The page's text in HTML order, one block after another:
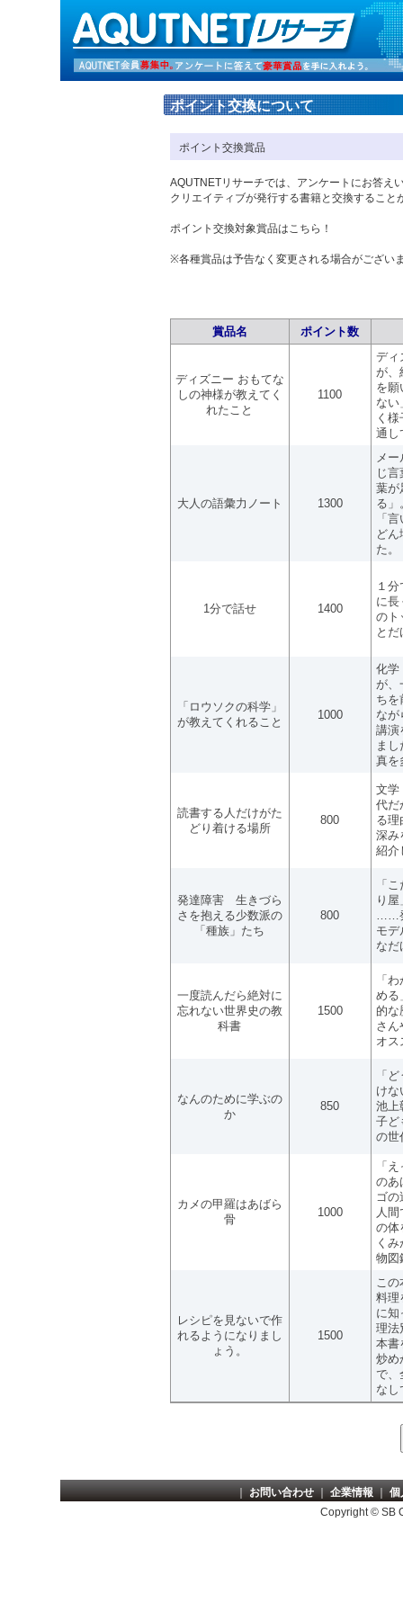
ポイント交換について
ポイント交換賞品
AQUTNETリサーチでは、アンケートにお答え
クリエイティブが発行する書籍と交換すること
ポイント交換対象賞品はこちら！
※各種賞品は予告なく変更される場合がござい
賞品名 ポイント数
ディズニー おもてな
しの神様が教えてく
れたこと
1100
ディ
が、
を願
ない
く
通し
大人の語彙力ノート 1300
メ
じ
葉が
る」
「
ど
た。
1分で話せ 1400
１
に長
のト
と
「ロウソクの科学」
が教えてくれること
1000
化学
が、
ちを
なが
講演
ま
真を
読書する人だけがた
どり着ける場所
800
文学
代だ
る理
深み
紹介
発達障害 生きづら
さを抱える少数派の
「種族」たち
800
「
り
……
モデ
なだ
一度読んだら絶対に
忘れない世界史の教
科書
1500
「
める
的な
さん
オス
なんのために学ぶの
か
850
「
けな
池上
子ど
の世
カメの甲羅はあばら
骨
1000
「
のあ
ゴの
人
の体
く
物図
レシピを見ないで作
れるようになりまし
ょう。
1500
この
料理
に知
理法
本書
炒め
で、
なし
｜お問い合わせ｜企業情報｜個
Copyright © SB